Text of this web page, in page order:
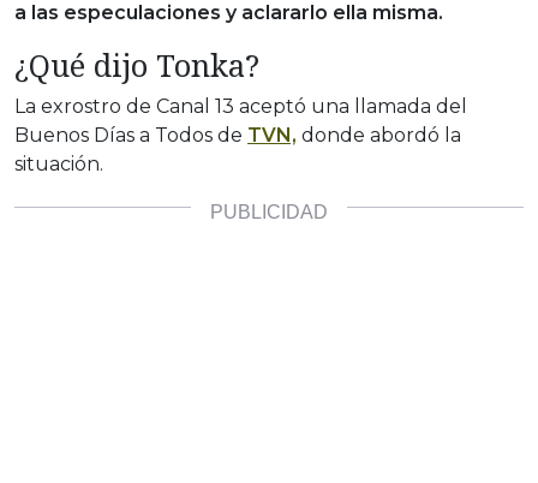
a las especulaciones y aclararlo ella misma.
¿Qué dijo Tonka?
La exrostro de Canal 13 aceptó una llamada del
Buenos Días a Todos de TVN, donde abordó la
situación.